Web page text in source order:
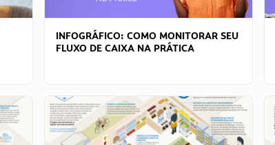
INFOGRÁFICO: COMO MONITORAR SEU
FLUXO DE CAIXA NA PRÁTICA